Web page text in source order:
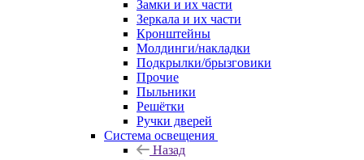
Замки и их части
Зеркала и их части
Кронштейны
Молдинги/накладки
Подкрылки/брызговики
Прочие
Пыльники
Решётки
Ручки дверей
Система освещения
Назад